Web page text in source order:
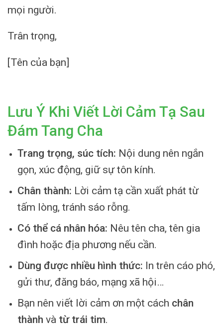
mọi người.
Trân trọng,
[Tên của bạn]
Lưu Ý Khi Viết Lời Cảm Tạ Sau
Đám Tang Cha
Trang trọng, súc tích: Nội dung nên ngắn
gọn, xúc động, giữ sự tôn kính.
Chân thành: Lời cảm tạ cần xuất phát từ
tấm lòng, tránh sáo rỗng.
Có thể cá nhân hóa: Nêu tên cha, tên gia
đình hoặc địa phương nếu cần.
Dùng được nhiều hình thức: In trên cáo phó,
gửi thư, đăng báo, mạng xã hội…
Bạn nên viết lời cảm ơn một cách chân
thành và từ trái tim.